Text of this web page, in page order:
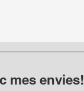
mes envies!